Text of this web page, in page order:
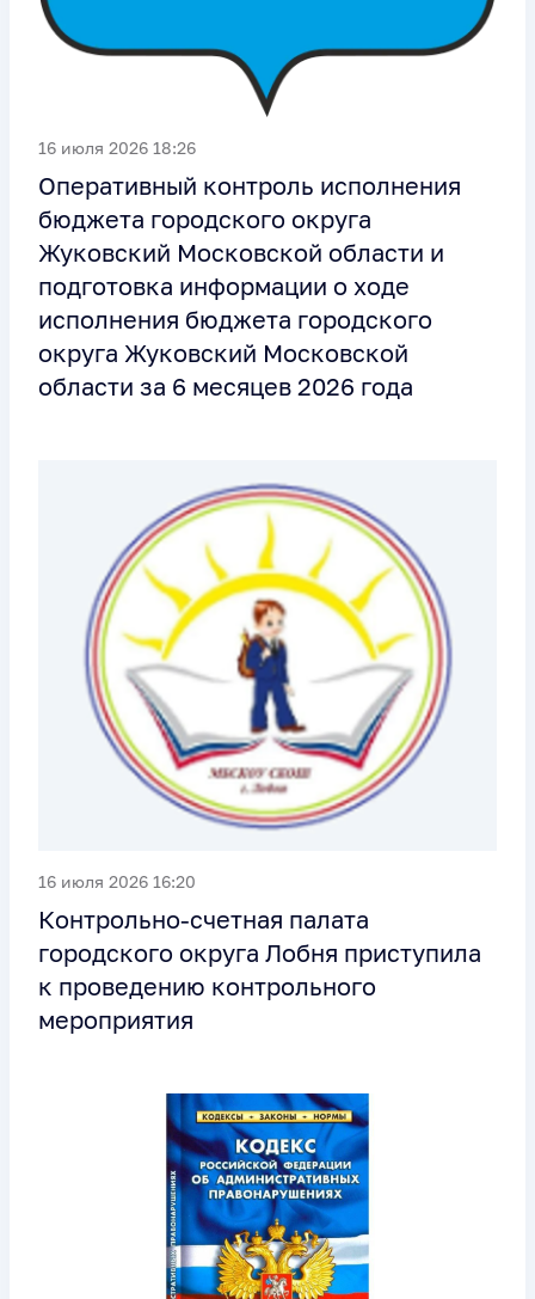
16 июля 2026 18:26
Оперативный контроль исполнения
бюджета городского округа
Жуковский Московской области и
подготовка информации о ходе
исполнения бюджета городского
округа Жуковский Московской
области за 6 месяцев 2026 года
16 июля 2026 16:20
Контрольно-счетная палата
городского округа Лобня приступила
к проведению контрольного
мероприятия